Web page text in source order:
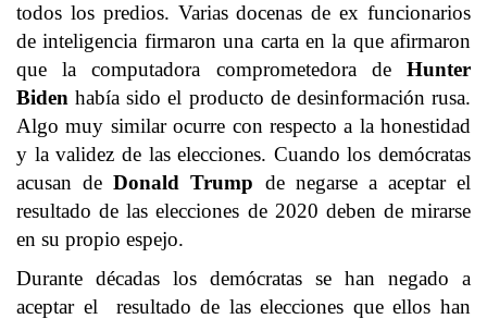
todos los predios. Varias docenas de ex funcionarios
de inteligencia firmaron una carta en la que afirmaron
que la computadora comprometedora de Hunter
Biden había sido el producto de desinformación rusa.
Algo muy similar ocurre con respecto a la honestidad
y la validez de las elecciones. Cuando los demócratas
acusan deDonald Trump de negarse a aceptar el
resultado de las elecciones de 2020 deben de mirarse
en su propio espejo.
Durante décadas los demócratas se han negado a
aceptar el resultado de las elecciones que ellos han